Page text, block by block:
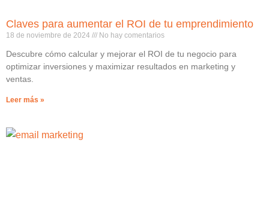
Claves para aumentar el ROI de tu emprendimiento
18 de noviembre de 2024 No hay comentarios
Descubre cómo calcular y mejorar el ROI de tu negocio para
optimizar inversiones y maximizar resultados en marketing y
ventas.
Leer más »